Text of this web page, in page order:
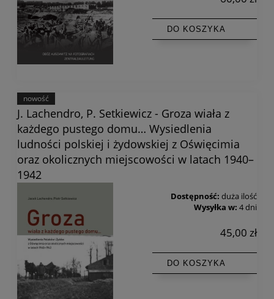
DO KOSZYKA
J. Lachendro, P. Setkiewicz - Groza wiała z
każdego pustego domu… Wysiedlenia
ludności polskiej i żydowskiej z Oświęcimia
oraz okolicznych miejscowości w latach 1940–
1942
Dostępność: duża ilość
Wysyłka w: 4 dni
45,00 zł
DO KOSZYKA
nowość